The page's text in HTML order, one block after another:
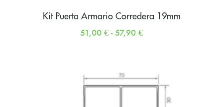
Kit Puerta Armario Corredera 19mm
51,00 € - 57,90 €